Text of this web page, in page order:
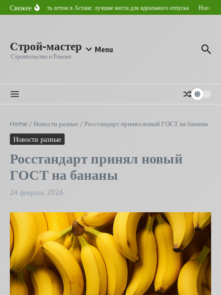
Перейти к содержанию
Свежее
Где отдохнуть летом в Астане: лучшие места для идеального отпуска
Строй-мастер
Строительство и Ремонт
Menu
Home /Новости разные /Росстандарт принял новый ГОСТ на бананы
Новости разные
Росстандарт принял новый
ГОСТ на бананы
24 февраля, 2026